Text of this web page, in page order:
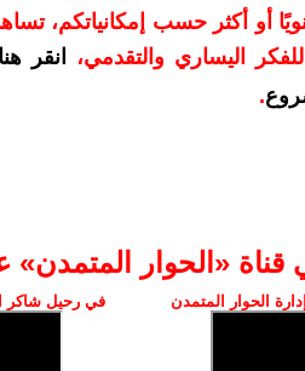
دولارات سنويًا أو أكثر حسب
اليساري والتقدمي،
انقر
.
‫«الحوار المتمدن»
الحوار المتمدن في رحيل شاكر